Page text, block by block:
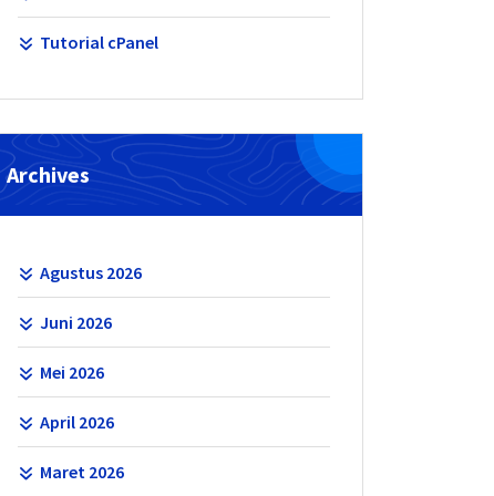
Tutorial cPanel
Archives
Agustus 2026
Juni 2026
Mei 2026
April 2026
Maret 2026